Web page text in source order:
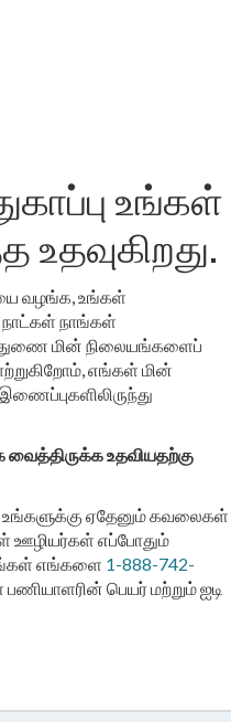
உங்கள்
உதவுகிறது.
வழங்க, உங்கள்
நாட்கள் நாங்கள்
மின் நிலையங்களைப்
எங்கள் மின்
வைத்திருக்க உதவியதற்கு
உங்களுக்கு ஏதேனும் கவலைகள்
ஊழியர்கள் எப்போதும்
எங்களை 1-888-742-
பெயர் மற்றும் ஐடி